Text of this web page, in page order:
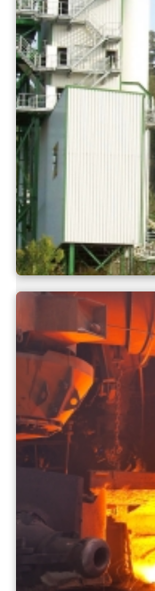
Baustoffe